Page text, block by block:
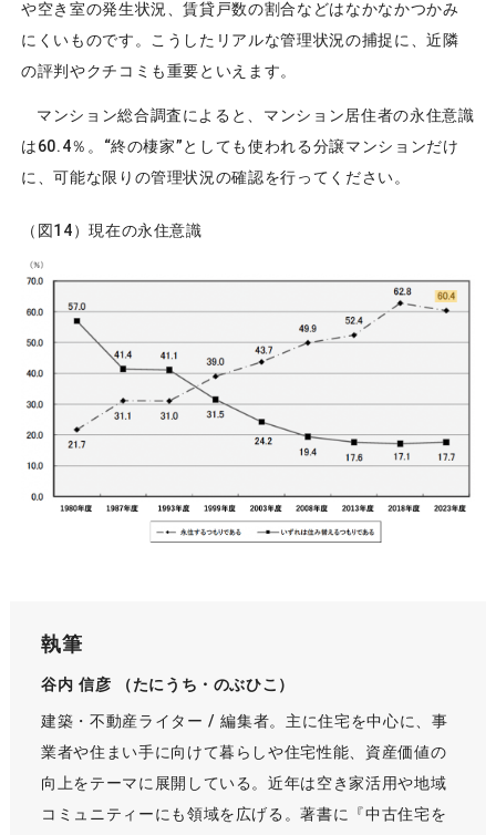
や空き室の発生状況、賃貸戸数の割合などはなかなかつかみ
にくいものです。こうしたリアルな管理状況の捕捉に、近隣
の評判やクチコミも重要といえます。
マンション総合調査によると、マンション居住者の永住意識
は60.4％。“終の棲家”としても使われる分譲マンションだけ
に、可能な限りの管理状況の確認を行ってください。
（図14）現在の永住意識
執筆
谷内 信彦 （たにうち・のぶひこ）
建築・不動産ライター / 編集者。主に住宅を中心に、事
業者や住まい手に向けて暮らしや住宅性能、資産価値の
向上をテーマに展開している。近年は空き家活用や地域
コミュニティーにも領域を広げる。著書に『中古住宅を